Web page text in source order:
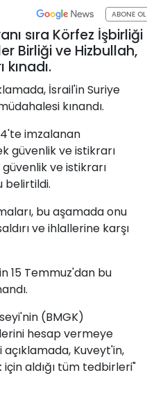
ABONE OL
sıra Körfez İşbirliği
Birliği ve Hizbullah,
İsrail'in Suriye
kınandı.
imzalanan
güvenlik ve istikrarı
güvenlik ve istikrarı
belirtildi.
bu aşamada onu
ve ihlallerine karşı
15 Temmuz'dan bu
(BMGK)
hesap vermeye
açıklamada, Kuveyt'in,
aldığı tüm tedbirleri"